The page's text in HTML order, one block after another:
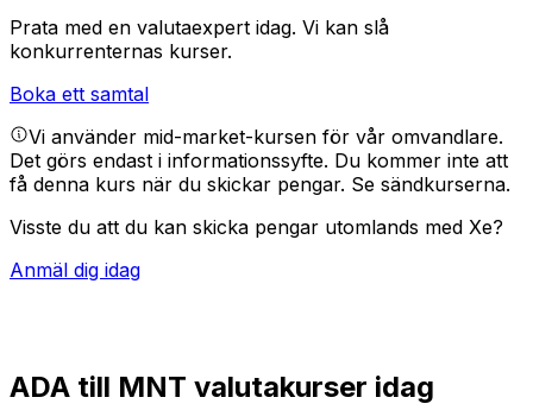
Prata med en valutaexpert idag. Vi kan slå
konkurrenternas kurser.
Boka ett samtal
Vi använder mid-market-kursen för vår omvandlare.
Det görs endast i informationssyfte. Du kommer inte att
få denna kurs när du skickar pengar. Se sändkurserna.
Visste du att du kan skicka pengar utomlands med Xe?
Anmäl dig idag
ADA till MNT valutakurser idag